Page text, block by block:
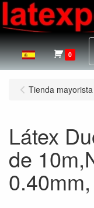
0
Tienda
Látex
de